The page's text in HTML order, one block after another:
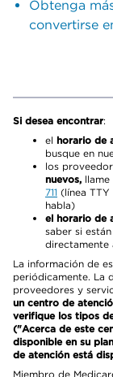
Obtenga
convertirse
Si desea encontrar:
el horario de
busque en
los
nuevos,
711 (línea
habla)
el horario de
saber si están
directamente
La información de
periódicamente. La
proveedores y
un centro de
verifique los tipos
("Acerca de este
disponible en su
de atención está
Miembro de